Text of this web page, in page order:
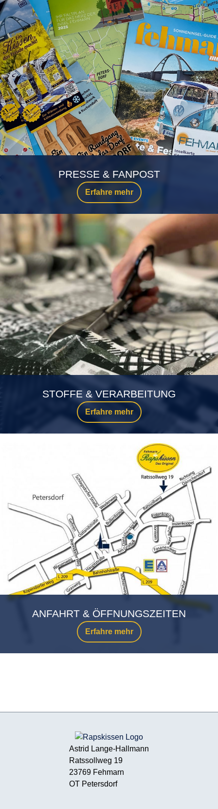
Erfahre mehr
PRESSE & FANPOST
Erfahre mehr
STOFFE & VERARBEITUNG
Erfahre mehr
ANFAHRT & ÖFFNUNGSZEITEN
Astrid Lange-Hallmann
Ratssollweg 19
23769 Fehmarn
OT Petersdorf